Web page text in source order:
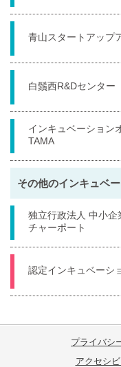
青山スタートアップ
白鬚西R&Dセンター
インキュベーション
TAMA
その他のインキュベ
独立行政法人 中小
チャーポート
認定インキュベーシ
プライバシ
アクセシ